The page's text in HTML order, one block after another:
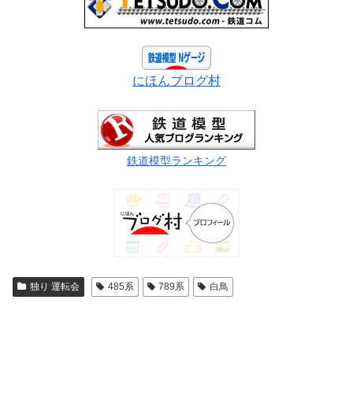
にほんブログ村
鉄道模型ランキング
独り 運転会 485系 789系 白鳥